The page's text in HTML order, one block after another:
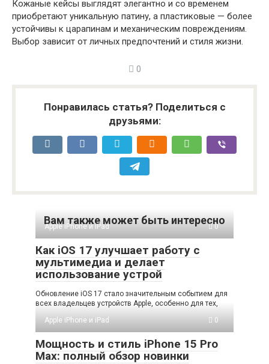
Кожаные кейсы выглядят элегантно и со временем
приобретают уникальную патину, а пластиковые — более
устойчивы к царапинам и механическим повреждениям.
Выбор зависит от личных предпочтений и стиля жизни.
0
Понравилась статья? Поделиться с
друзьями:
Вам также может быть интересно
Apple iPhone и iPad 0
Как iOS 17 улучшает работу с
мультимедиа и делает
использование устрой
Обновление iOS 17 стало значительным событием для
всех владельцев устройств Apple, особенно для тех,
Apple iPhone и iPad
0
Мощность и стиль iPhone 15 Pro
Max: полный обзор новинки